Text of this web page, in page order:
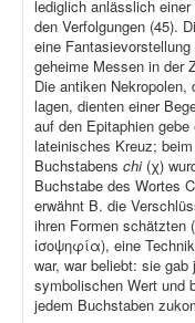
lediglich anlässlich
den Verfolgungen (45).
eine
geheime Messen in der
Die antiken
lagen, dienten einer
auf den Epitaphien
lateinisches Kreuz;
Buchstabens chi (χ)
Buchstabe des Wortes
erwähnt B. die
ihren Formen schätzten
ἰσοψηφία), eine
war, war beliebt: sie
symbolischen Wert und
jedem Buchstaben